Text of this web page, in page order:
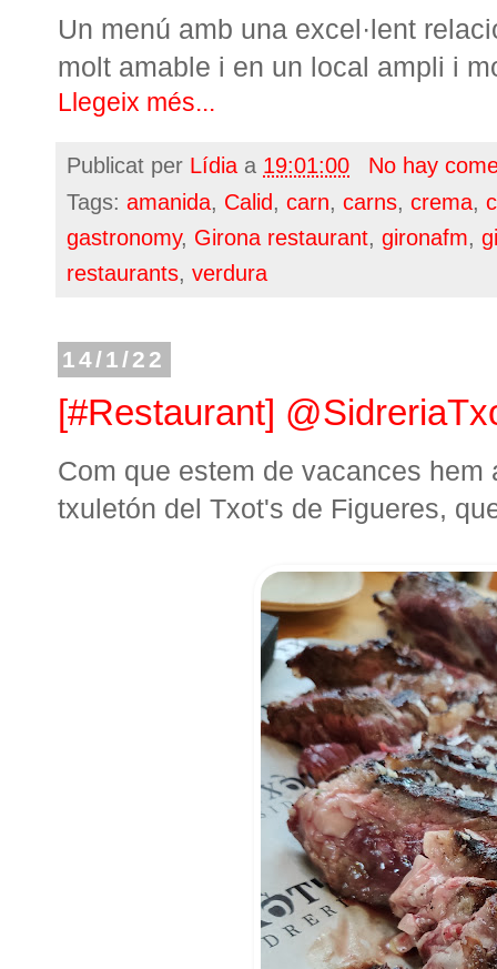
Un menú amb una excel·lent
molt amable i en un local ampli i
Llegeix més...
Publicat per Lídia a 19:01:00
No hay
Tags: amanida, Calid, carn, carns, crema,
gastronomy, Girona restaurant, gironafm,
restaurants, verdura
14/1/22
[#Restaurant]
Com que estem de vacances
txuletón del Txot's de Figueres,